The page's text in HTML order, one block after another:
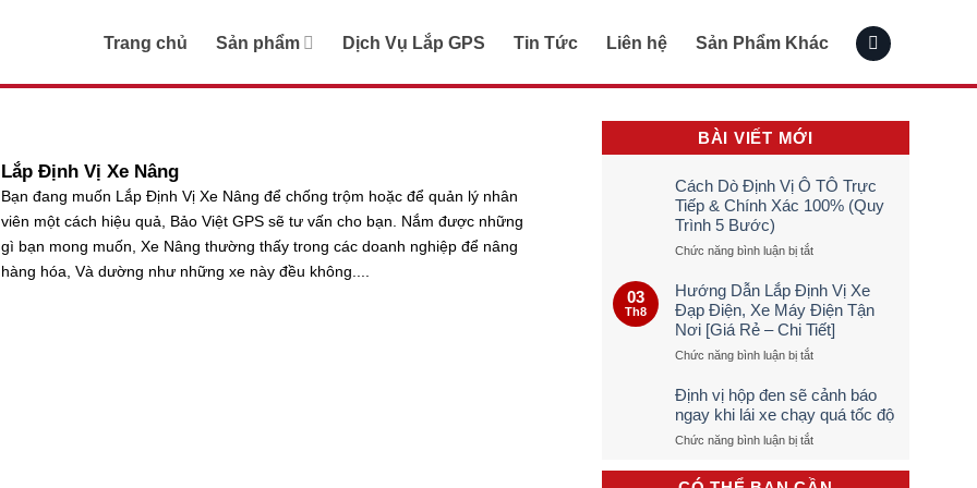
Trang chủ Sản phẩm Dịch Vụ Lắp GPS Tin Tức Liên hệ Sản Phẩm Khác
Lắp Định Vị Xe Nâng
Bạn đang muốn Lắp Định Vị Xe Nâng để chống trộm hoặc để quản lý nhân
viên một cách hiệu quả, Bảo Việt GPS sẽ tư vấn cho bạn. Nắm được những
gì bạn mong muốn, Xe Nâng thường thấy trong các doanh nghiệp để nâng
hàng hóa, Và dường như những xe này đều không....
BÀI VIẾT MỚI
Cách Dò Định Vị Ô TÔ Trực
Tiếp & Chính Xác 100% (Quy
Trình 5 Bước)
Chức năng bình luận bị tắtở
Dò
Định
Vị
Ô
TÔ
Tiếp
Chính
Xác
(Quy
03
Th8
Hướng Dẫn Lắp Định Vị Xe
Đạp Điện, Xe Máy Điện Tận
Nơi [Giá Rẻ – Chi Tiết]
Chức năng bình luận bị tắtở
Dẫn
Định
Vị
Đạp
Định vị hộp đen sẽ cảnh báo
ngay khi lái xe chạy quá tốc độ
Chức năng bình luận bị tắtở
vị